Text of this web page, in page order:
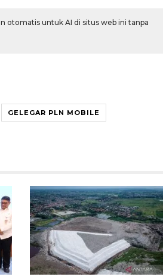
otomatis untuk AI di situs web ini tanpa
GELEGAR PLN MOBILE